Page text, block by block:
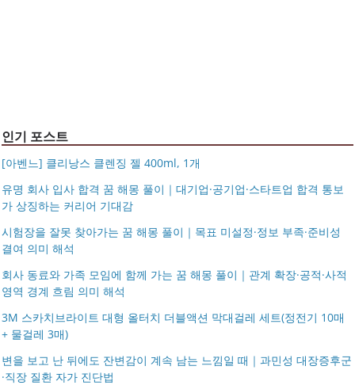
인기 포스트
[아벤느] 클리낭스 클렌징 젤 400ml, 1개
유명 회사 입사 합격 꿈 해몽 풀이｜대기업·공기업·스타트업 합격 통보
가 상징하는 커리어 기대감
시험장을 잘못 찾아가는 꿈 해몽 풀이｜목표 미설정·정보 부족·준비성
결여 의미 해석
회사 동료와 가족 모임에 함께 가는 꿈 해몽 풀이｜관계 확장·공적·사적
영역 경계 흐림 의미 해석
3M 스카치브라이트 대형 올터치 더블액션 막대걸레 세트(정전기 10매
+ 물걸레 3매)
변을 보고 난 뒤에도 잔변감이 계속 남는 느낌일 때｜과민성 대장증후군
·직장 질환 자가 진단법